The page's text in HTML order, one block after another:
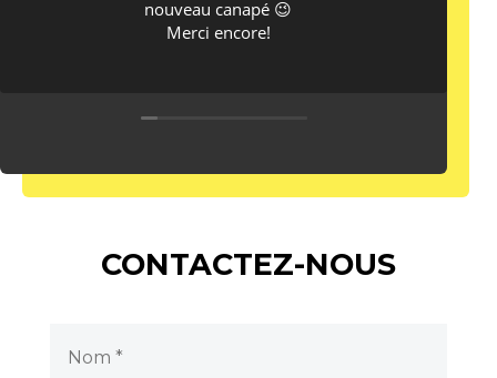
J'ai appelé hier Clean it pour un nettoyage auto, et
17h. Concernant mon véhicule, il est ressorti
bonne qualité de prestation ⭐⭐⭐⭐⭐⭐⭐⭐⭐⭐⭐⭐
CONTACTEZ-NOUS